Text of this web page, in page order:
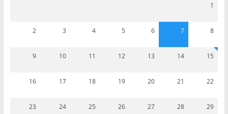
1
2 3 4 5 6 7 8
9 10 11 12 13 14 15
16 17 18 19 20 21 22
23 24 25 26 27 28 29